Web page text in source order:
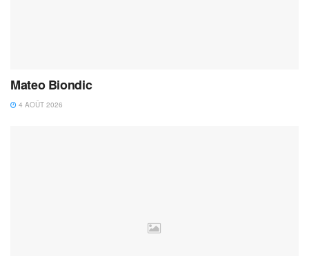
Mateo Biondic
4 AOÛT 2026